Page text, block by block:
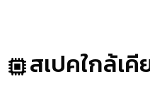
สเปคใกล้เคี